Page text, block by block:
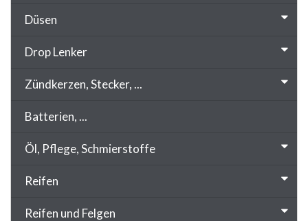
Düsen
Drop Lenker
Zündkerzen, Stecker, ...
Batterien, ...
Öl, Pflege, Schmierstoffe
Reifen
Reifen und Felgen